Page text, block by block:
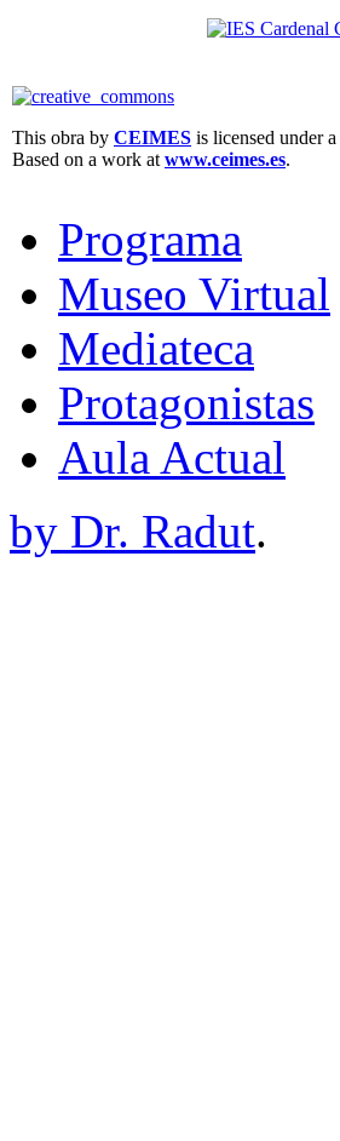
This obra by CEIMES is licensed under a
Based on a work at www.ceimes.es.
Programa
Museo Virtual
Mediateca
Protagonistas
Aula Actual
by Dr. Radut.